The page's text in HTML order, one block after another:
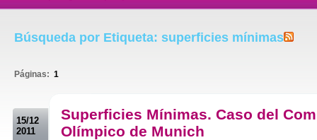
Búsqueda por Etiqueta: superficies mínimas
Páginas: 1
15/12
2011
Superficies Mínimas. Caso del
Olímpico de Munich